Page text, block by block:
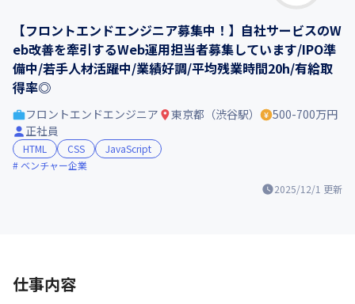
【フロントエンドエンジニア募集中！】自社サービスのW
eb改善を牽引するWeb運用担当者募集しています/IPO準
備中/若手人材活躍中/業績好調/平均残業時間20h/有給取
得率◎
2025/12/1 更新
フロントエンドエンジニア 東京都（渋谷駅）
500-700万円
正社員
HTML CSS
JavaScript
ベンチャー企業
仕事内容